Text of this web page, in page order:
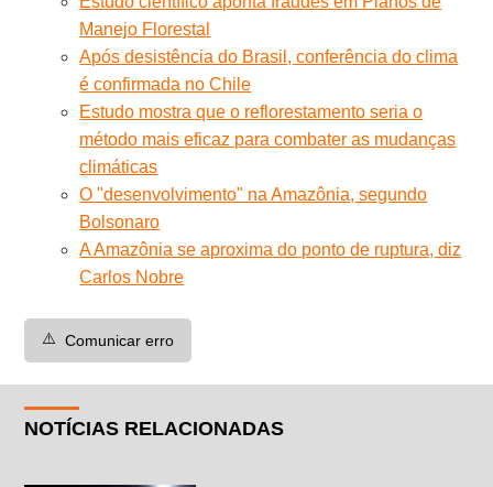
Manejo Florestal
Após desistência do Brasil, conferência do clima
é confirmada no Chile
Estudo mostra que o reflorestamento seria o
método mais eficaz para combater as mudanças
climáticas
O "desenvolvimento" na Amazônia, segundo
Bolsonaro
A Amazônia se aproxima do ponto de ruptura, diz
Carlos Nobre
⚠️ Comunicar erro
NOTÍCIAS RELACIONADAS